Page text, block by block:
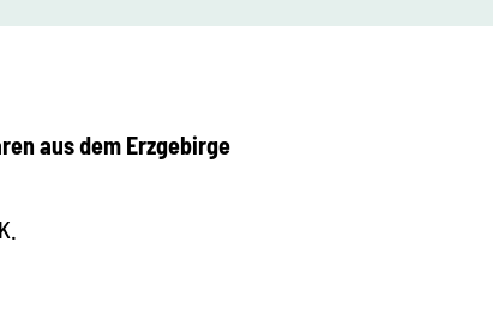
aus dem Erzgebirge